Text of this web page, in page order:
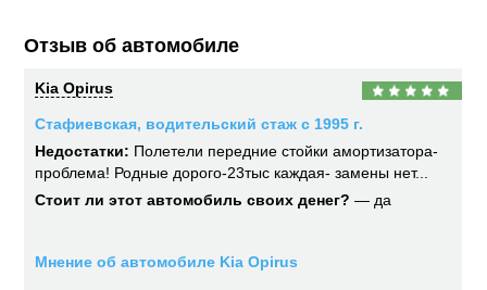
Отзыв об автомобиле
Kia Opirus
Стафиевская, водительский стаж с 1995 г.
Недостатки: Полетели передние стойки амортизатора-
проблема! Родные дорого-23тыс каждая- замены нет...
Стоит ли этот автомобиль своих денег? — да
Мнение об автомобиле Kia Opirus